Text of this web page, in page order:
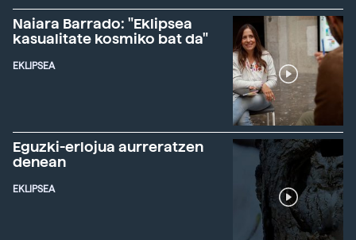
Naiara Barrado: "Eklipsea
kasualitate kosmiko bat da"
EKLIPSEA
Eguzki-erlojua aurreratzen
denean
EKLIPSEA